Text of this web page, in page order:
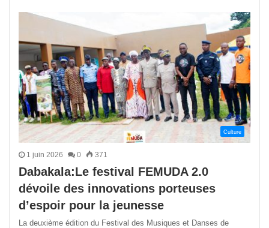
Culture
1 juin 2026 0 371
Dabakala:Le festival FEMUDA 2.0
dévoile des innovations porteuses
d’espoir pour la jeunesse
La deuxième édition du Festival des Musiques et Danses de